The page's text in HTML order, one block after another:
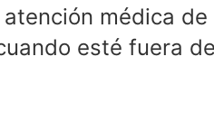
médica
esté fuera